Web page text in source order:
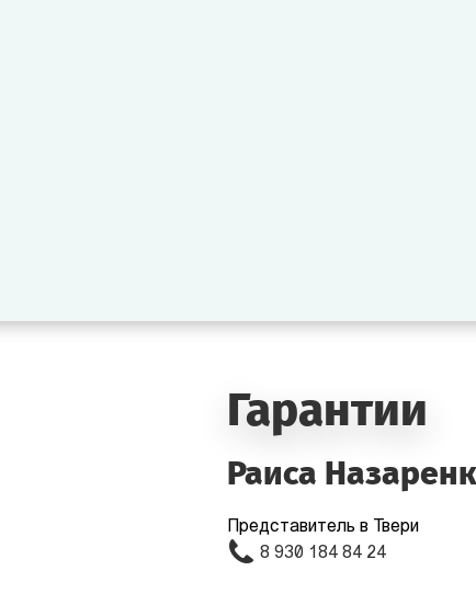
Гарантии
Раиса
Представитель в Твери
8 930 184 84 24